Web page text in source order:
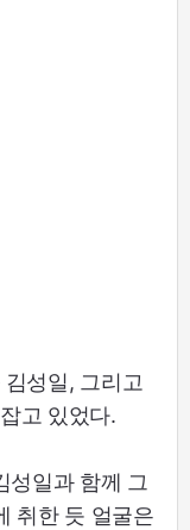
성일, 그리고
고 있었다.
성일과 함께 그
취한 듯 얼굴은